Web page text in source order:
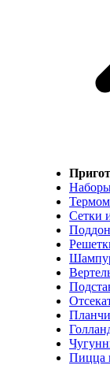
Сетки
Планчи
Пицца